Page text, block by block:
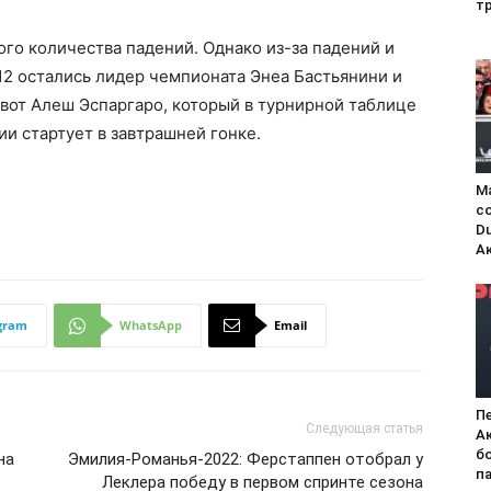
количества падений. Однако из-за падений и
остались лидер чемпионата Энеа Бастьянини и
Алеш Эспаргаро, который в турнирной таблице
стартует в завтрашней гонке.
WhatsApp Email
Следующая статья
Эмилия-Романья-2022: Ферстаппен отобрал у
Леклера победу в первом спринте сезона